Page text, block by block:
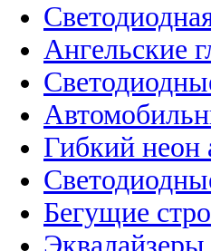
Ангельские
Гибкий неон
Бегущие